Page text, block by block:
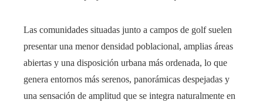
Las comunidades situadas junto a campos de golf suelen
presentar una menor densidad poblacional, amplias áreas
abiertas y una disposición urbana más ordenada, lo que
genera entornos más serenos, panorámicas despejadas y
una sensación de amplitud que se integra naturalmente en